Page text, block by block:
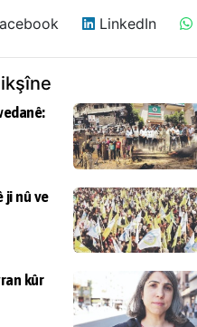
LinkedIn
ji nû ve
kûr